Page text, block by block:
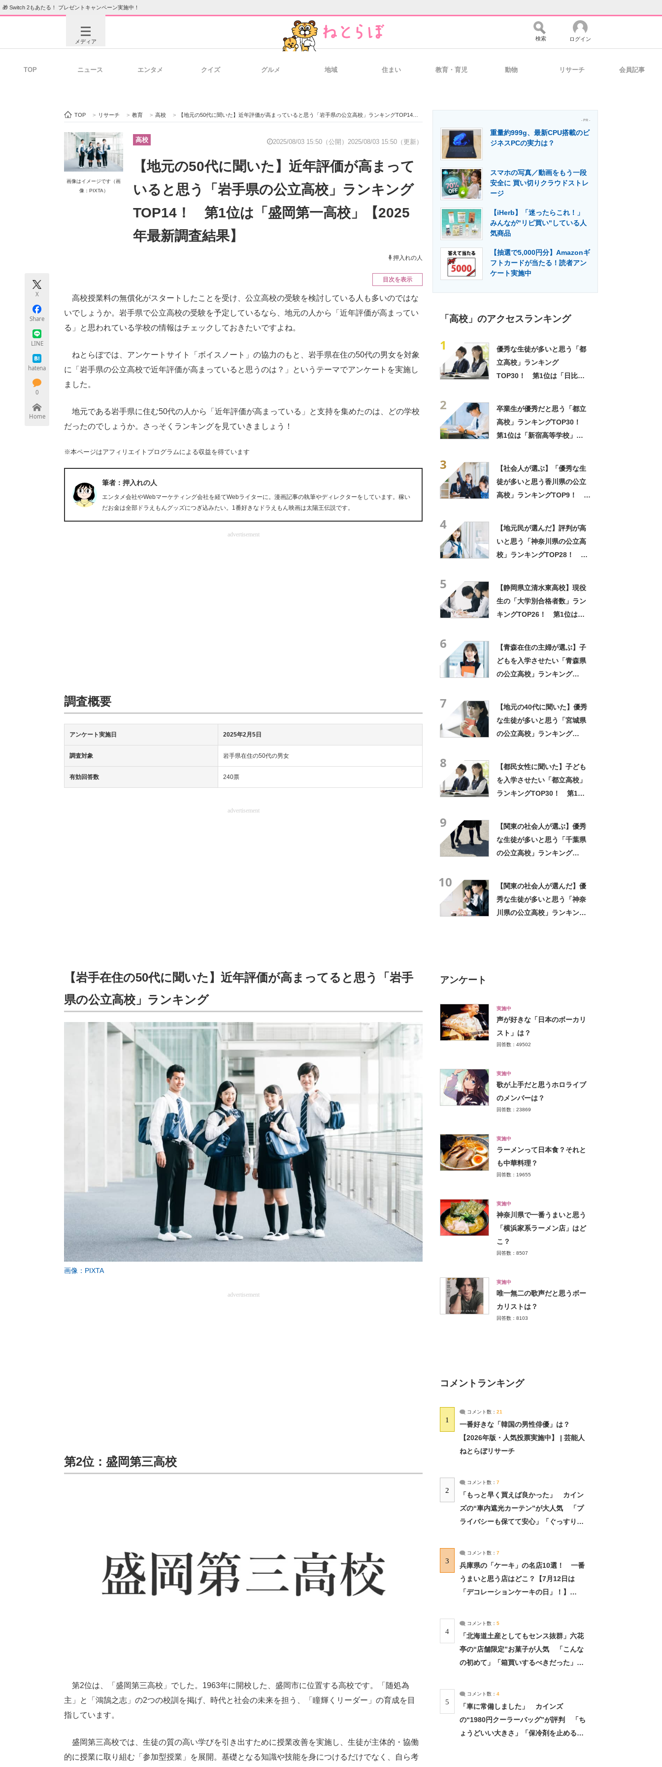
🎁 Switch 2もあたる！ プレゼントキャンペーン実施中！
メディア
ビジネスと働き方のヒント 経営リーダーのコミュニティ マーケ×ITの今がよく分かる
ITエンジニア向け専門サイト 企業向けIT製品の総合サイト IT製品の技術・比較・事例 製造業のIT導入・活用を支援
モノづくり技術者専門サイト エレクトロニクス専門サイト エネルギーの専門メディア 建設×テクノロジーの最前線
検索 ログイン
TOP ニュース エンタメ クイズ グルメ 地域 住まい 教育・育児 動物 リサーチ 会員記事
TOP > リサーチ > 教育 > 高校 > 【地元の50代に聞いた】近年評価が高まっていると思う「岩手県の公立高校」ランキングTOP14！ 第1位は「盛岡第一高校」【2025年最新調査結果】
画像はイメージです（画
像：PIXTA）
高校 2025/08/03 15:50（公開） 2025/08/03 15:50（更新）
【地元の50代に聞いた】近年評価が高まって
いると思う「岩手県の公立高校」ランキング
TOP14！ 第1位は「盛岡第一高校」【2025
年最新調査結果】
押入れの人
X
Share
LINE
hatena
0
Home
目次を表示
高校授業料の無償化がスタートしたことを受け、公立高校の受験を検討している人も多いのではな
いでしょうか。岩手県で公立高校の受験を予定しているなら、地元の人から「近年評価が高まってい
る」と思われている学校の情報はチェックしておきたいですよね。
ねとらぼでは、アンケートサイト「ボイスノート」の協力のもと、岩手県在住の50代の男女を対象
に「岩手県の公立高校で近年評価が高まっていると思うのは？」というテーマでアンケートを実施し
ました。
地元である岩手県に住む50代の人から「近年評価が高まっている」と支持を集めたのは、どの学校
だったのでしょうか。さっそくランキングを見ていきましょう！
※本ページはアフィリエイトプログラムによる収益を得ています
筆者：押入れの人
エンタメ会社やWebマーケティング会社を経てWebライターに。漫画記事の執筆やディレクターをしています。稼い
だお金は全部ドラえもんグッズにつぎ込みたい。1番好きなドラえもん映画は太陽王伝説です。
advertisement
調査概要
アンケート実施日 2025年2月5日
調査対象 岩手県在住の50代の男女
有効回答数 240票
advertisement
【岩手在住の50代に聞いた】近年評価が高まってると思う「岩手
県の公立高校」ランキング
画像：PIXTA
advertisement
第2位：盛岡第三高校
第2位は、「盛岡第三高校」でした。1963年に開校した、盛岡市に位置する高校です。「随処為
主」と「鴻鵠之志」の2つの校訓を掲げ、時代と社会の未来を担う、「瞳輝くリーダー」の育成を目
指しています。
盛岡第三高校では、生徒の質の高い学びを引き出すために授業改善を実施し、生徒が主体的・協働
的に授業に取り組む「参加型授業」を展開。基礎となる知識や技能を身につけるだけでなく、自ら考
- PR -
重量約999g、最新CPU搭載のビ
ジネスPCの実力は？
スマホの写真／動画をもう一段
安全に 買い切りクラウドストレ
ージ
【iHerb】「迷ったらこれ！」
みんなが"リピ買い"している人
気商品
【抽選で5,000円分】Amazonギ
フトカードが当たる！読者アン
ケート実施中
「高校」のアクセスランキング
1
優秀な生徒が多いと思う「都
立高校」ランキング
TOP30！ 第1位は「日比谷
2
卒業生が優秀だと思う「都立
高校」ランキングTOP30！
第1位は「新宿高等学校」
3
【社会人が選ぶ】「優秀な生
徒が多いと思う香川県の公立
高校」ランキングTOP9！ 第
4
【地元民が選んだ】評判が高
いと思う「神奈川県の公立高
校」ランキングTOP28！ 第
5
【静岡県立清水東高校】現役
生の「大学別合格者数」ラン
キングTOP26！ 第1位は
6
【青森在住の主婦が選ぶ】子
どもを入学させたい「青森県
の公立高校」ランキング
7
【地元の40代に聞いた】優秀
な生徒が多いと思う「宮城県
の公立高校」ランキング
8
【都民女性に聞いた】子ども
を入学させたい「都立高校」
ランキングTOP30！ 第1位
9
【関東の社会人が選ぶ】優秀
な生徒が多いと思う「千葉県
の公立高校」ランキング
10
【関東の社会人が選んだ】優
秀な生徒が多いと思う「神奈
川県の公立高校」ランキング
アンケート
実施中
声が好きな「日本のボーカリ
スト」は？
回答数：49502
実施中
歌が上手だと思うホロライブ
のメンバーは？
回答数：23869
実施中
ラーメンって日本食？それと
も中華料理？
回答数：19655
実施中
神奈川県で一番うまいと思う
「横浜家系ラーメン店」はど
こ？
回答数：8507
実施中
唯一無二の歌声だと思うボー
カリストは？
回答数：8103
コメントランキング
1
コメント数： 21
一番好きな「韓国の男性俳優」は？
【2026年版・人気投票実施中】 | 芸能人
ねとらぼリサーチ
2
コメント数： 7
「もっと早く買えば良かった」 カイン
ズの“車内遮光カーテン”が大人気 「プ
ライバシーも保てて安心」「ぐっすり眠
3
コメント数： 7
兵庫県の「ケーキ」の名店10選！ 一番
うまいと思う店はどこ？【7月12日は
「デコレーションケーキの日」！】
4
コメント数： 5
「北海道土産としてもセンス抜群」六花
亭の“店舗限定”お菓子が人気 「こんな
の初めて」「箱買いするべきだった」
5
コメント数： 4
「車に常備しました」 カインズ
の“1980円クーラーバッグ”が評判 「ち
ょうどいい大きさ」「保冷剤を止めるベ